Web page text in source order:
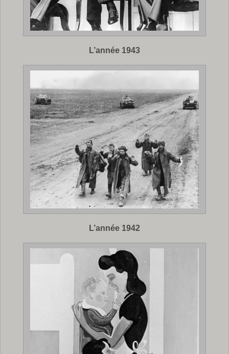
L’année 1943
L’année 1942